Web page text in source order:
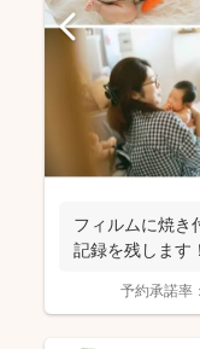
フィルムに焼き
記録を残します！
予約承諾率：